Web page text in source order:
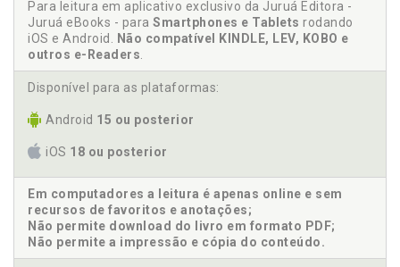
Para leitura em aplicativo exclusivo da Juruá Editora -
Juruá eBooks - para Smartphones e Tablets rodando
iOS e Android.
Não compatível KINDLE, LEV, KOBO e
outros e-Readers
Disponível para as plataformas:
Android 15 ou posterior
iOS 18 ou posterior
Em computadores a leitura é apenas online e sem
recursos de favoritos e anotações;
Não permite download do livro em formato PDF;
Não permite a impressão e cópia do conteúdo.